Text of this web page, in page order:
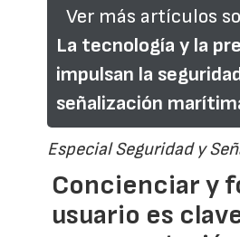
Ver más artículos
La tecnología y la
impulsan la
señalización
Especial Seguridad y
Concienciar y
usuario es